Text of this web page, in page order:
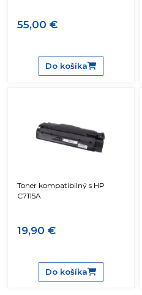
55,00 €
Do košíka
Toner kompatibilný s HP
C7115A
19,90 €
Do košíka